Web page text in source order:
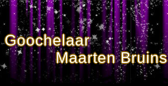
Goochelaar
Maarten Bruins